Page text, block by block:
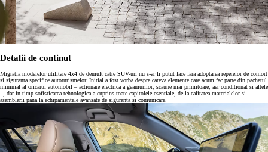
Detalii de continut
Migratia modelelor utilitare 4x4 de demult catre SUV-uri nu s-ar fi putut face fara adoptarea reperelor de confort
si siguranta specifice autoturismelor. Initial a fost vorba despre cateva elemente care acum fac parte din pachetul
minimal al oricarui automobil – actionare electrica a geamurilor, scaune mai primitoare, aer conditionat si altele
–, dar in timp sofisticarea tehnologica a cuprins toate capitolele esentiale, de la calitatea materialelor si
asamblarii pana la echipamentele avansate de siguranta si comunicare.